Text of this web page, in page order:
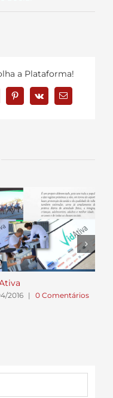
a Plataforma!
Pinterest
Vk
E-
mail
2016 | 0 Comentários